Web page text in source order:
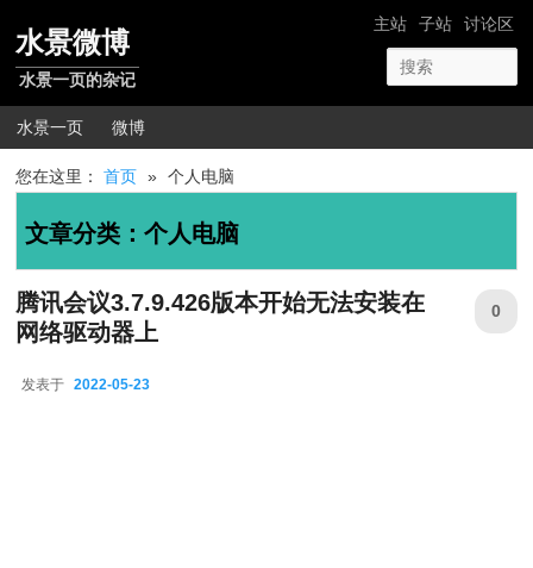
网站导航
主站 子站 讨论区
水景微博
水景一页的杂记
主菜单
水景一页 微博
您在这里：首页 » 个人电脑
文章分类：个人电脑
腾讯会议3.7.9.426版本开始无法安装在
网络驱动器上
发表于 2022-05-23
0